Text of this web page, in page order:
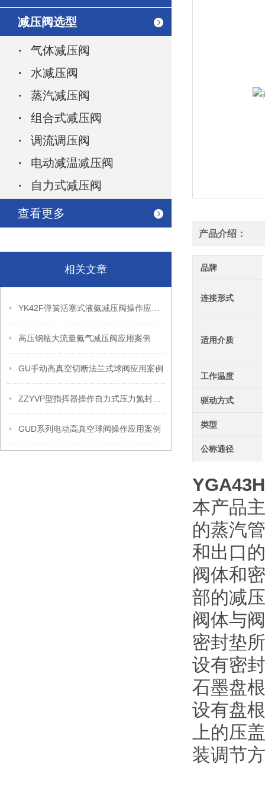
减压阀选型
气体减压阀
水减压阀
蒸汽减压阀
组合式减压阀
调流调压阀
电动减温减压阀
自力式减压阀
查看更多
相关文章
高压钢瓶大流量氮气减压阀应用案例
GU手动高真空切断法兰式球阀应用案例
GUD系列电动高真空球阀操作应用案例
产品介绍：
品牌
连接形式
适用介质
工作温度
驱动方式
类型
公称通径
YGA43H
本产品
的蒸汽
和出口
阀体和
部的减
阀体与
密封垫
设有密
石墨盘
设有盘
上的压
装调节